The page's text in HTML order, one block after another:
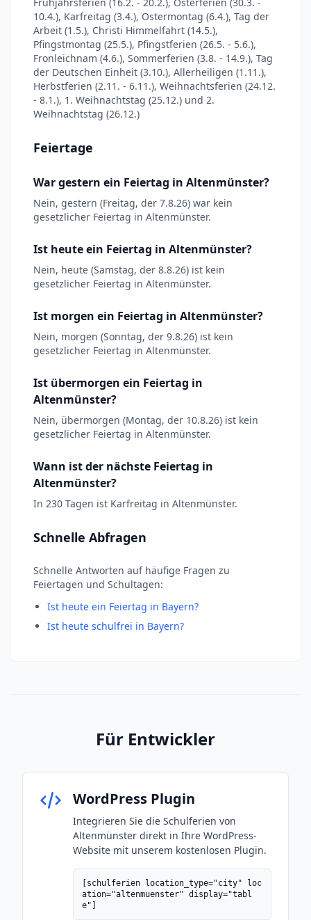
10.4.), Karfreitag (3.4.), Ostermontag (6.4.), Tag der
Arbeit (1.5.), Christi Himmelfahrt (14.5.),
Pfingstmontag (25.5.), Pfingstferien (26.5. - 5.6.),
Fronleichnam (4.6.), Sommerferien (3.8. - 14.9.), Tag
der Deutschen Einheit (3.10.), Allerheiligen (1.11.),
Herbstferien (2.11. - 6.11.), Weihnachtsferien (24.12.
- 8.1.), 1. Weihnachtstag (25.12.) und 2.
Weihnachtstag (26.12.)
Feiertage
War gestern ein Feiertag in Altenmünster?
Nein, gestern (Freitag, der 7.8.26) war kein
gesetzlicher Feiertag in Altenmünster.
Ist heute ein Feiertag in Altenmünster?
Nein, heute (Samstag, der 8.8.26) ist kein
gesetzlicher Feiertag in Altenmünster.
Ist morgen ein Feiertag in Altenmünster?
Nein, morgen (Sonntag, der 9.8.26) ist kein
gesetzlicher Feiertag in Altenmünster.
Ist übermorgen ein Feiertag in
Altenmünster?
Nein, übermorgen (Montag, der 10.8.26) ist kein
gesetzlicher Feiertag in Altenmünster.
Wann ist der nächste Feiertag in
Altenmünster?
In 230 Tagen ist Karfreitag in Altenmünster.
Schnelle Abfragen
Schnelle Antworten auf häufige Fragen zu
Feiertagen und Schultagen:
Ist heute ein Feiertag in Bayern?
Ist heute schulfrei in Bayern?
Für Entwickler
WordPress Plugin
Integrieren Sie die Schulferien von
Altenmünster direkt in Ihre WordPress-
Website mit unserem kostenlosen Plugin.
[schulferien location_type="city" loc
ation="altenmuenster" display="tabl
e"]